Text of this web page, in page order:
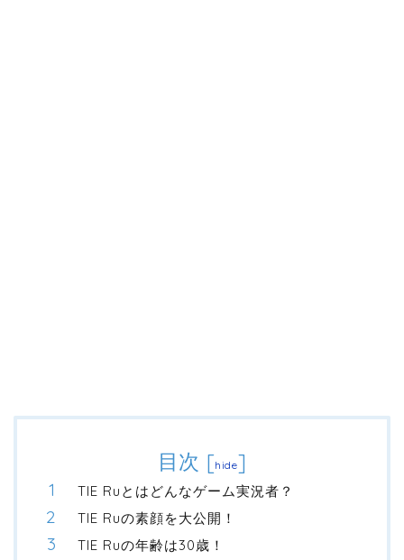
目次 [hide]
TIE Ruとはどんなゲーム実況者？
TIE Ruの素顔を大公開！
TIE Ruの年齢は30歳！